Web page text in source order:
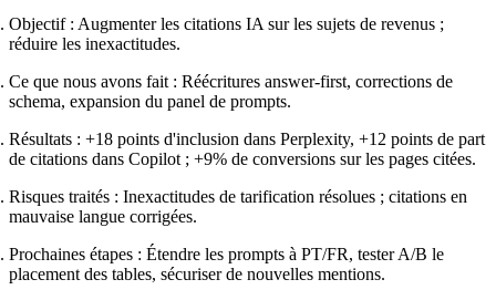
Objectif : Augmenter les citations IA sur les sujets de revenus ;
réduire les inexactitudes.
Ce que nous avons fait : Réécritures answer-first, corrections de
schema, expansion du panel de prompts.
Résultats : +18 points d'inclusion dans Perplexity, +12 points de part
de citations dans Copilot ; +9% de conversions sur les pages citées.
Risques traités : Inexactitudes de tarification résolues ; citations en
mauvaise langue corrigées.
Prochaines étapes : Étendre les prompts à PT/FR, tester A/B le
placement des tables, sécuriser de nouvelles mentions.